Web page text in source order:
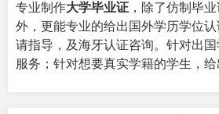
专业制作大学毕业证 ，除了仿制毕
外，更能专业的给出国外学历学位
请指导，及海牙认证咨询。针对出
服务；针对想要真实学籍的学生，给